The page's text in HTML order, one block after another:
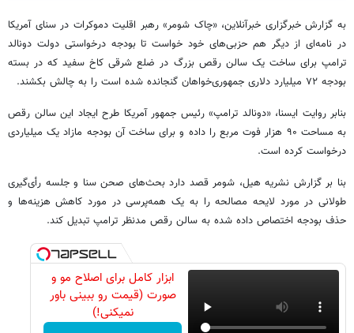
به گزارش خبرگزاری خبرآنلاین، «چاک شومر» رهبر اقلیت دموکرات در سنای آمریکا
در نامه‌ای از دیگر هم حزبی‌های خود خواست تا بودجه درخواستی دولت دونالد
ترامپ برای ساخت یک سالن رقص بزرگ در ضلع شرقی کاخ سفید که در بسته
بودجه ۷۲ میلیارد دلاری جمهوری‌خواهان گنجانده شده است را به چالش بکشند.
بنابر روایت ایسنا، «دونالد ترامپ» رئیس جمهور آمریکا طرح ایجاد این سالن رقص
به مساحت ۹۰ هزار فوت مربع را داده و برای ساخت آن بودجه مازاد یک میلیاردی
درخواست کرده است.
بنا بر گزارش نشریه هیل، شومر قصد دارد بحث‌های صحن سنا و جلسه رأی‌گیری
طولانی در مورد لایحه مصالحه را به یک همه‌پرسی در مورد کاهش هزینه‌ها و
حذف بودجه اختصاص داده شده به سالن رقص مدنظر ترامپ تبدیل کند.
ابزار کامل برای اصلاح مو و
صورت (قیمت رو ببینی باور
نمیکنی!)